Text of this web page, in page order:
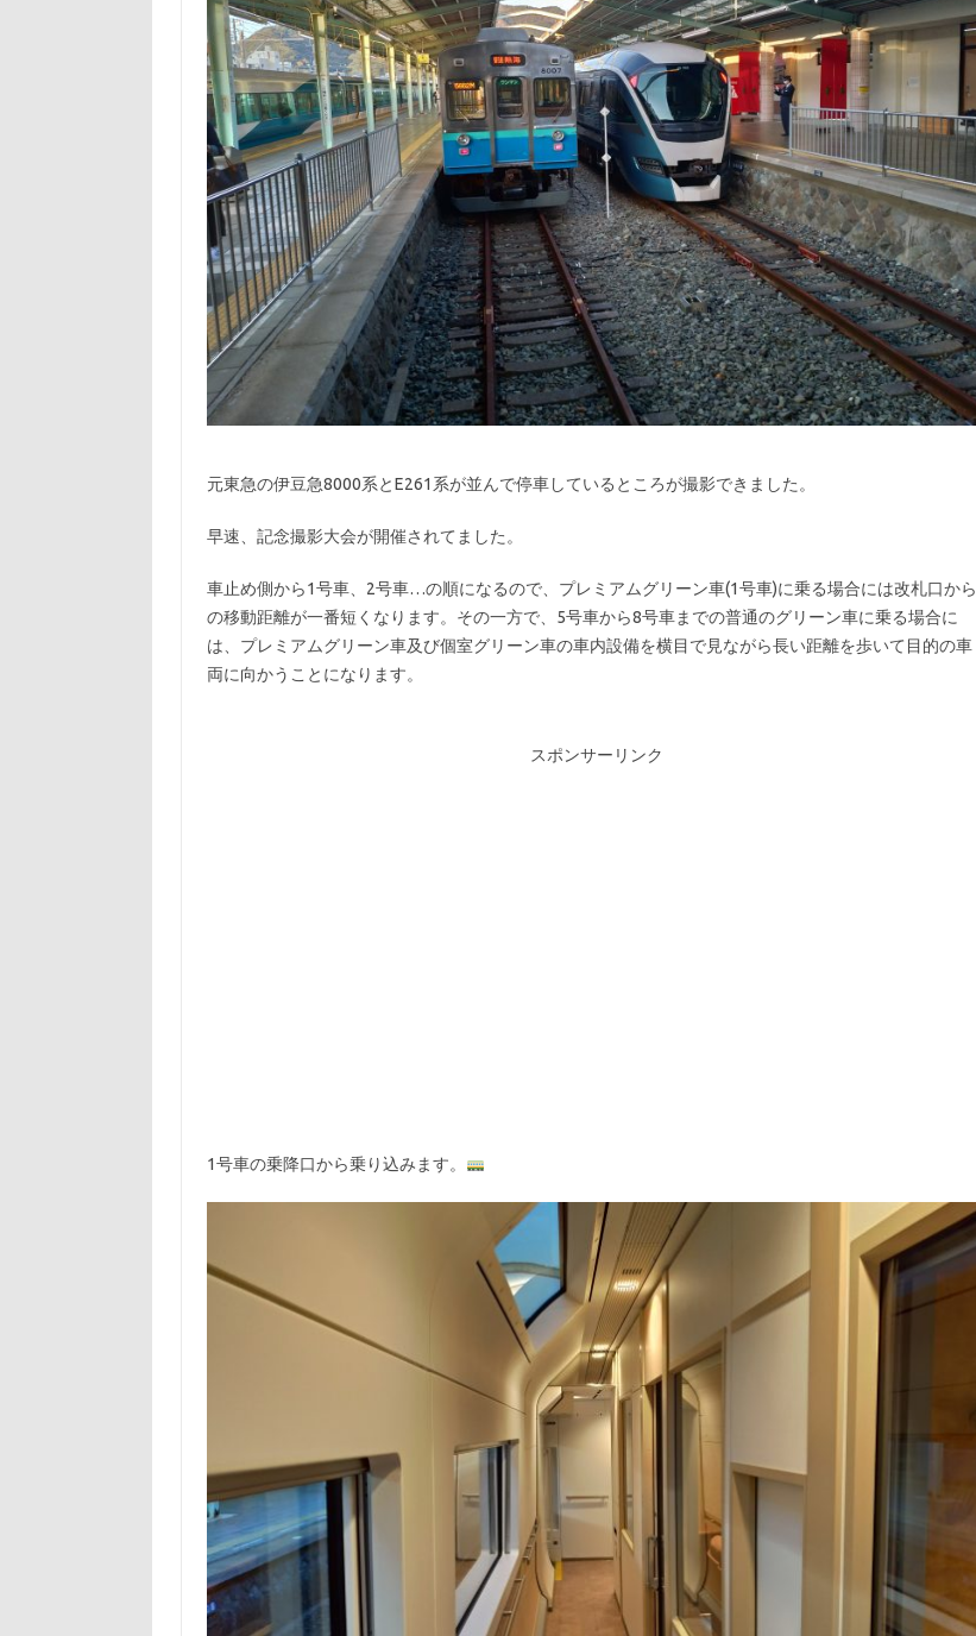
元東急の伊豆急8000系とE261系が並んで停車しているところが撮影できました。
早速、記念撮影大会が開催されてました。
車止め側から1号車、2号車…の順になるので、プレミアムグリーン車(1号車)に乗る場合には改札口から
の移動距離が一番短くなります。その一方で、5号車から8号車までの普通のグリーン車に乗る場合に
は、プレミアムグリーン車及び個室グリーン車の車内設備を横目で見ながら長い距離を歩いて目的の車
両に向かうことになります。
スポンサーリンク
1号車の乗降口から乗り込みます。